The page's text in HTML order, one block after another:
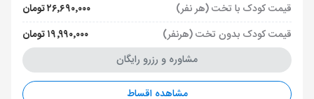
قیمت کودک با تخت (هر نفر)
۲۶٬۶۹۰٬۰۰۰ تومان
قیمت کودک بدون تخت (هرنفر)
۱۹٬۹۹۰٬۰۰۰ تومان
مشاوره و رزرو رایگان
مشاهده اقساط